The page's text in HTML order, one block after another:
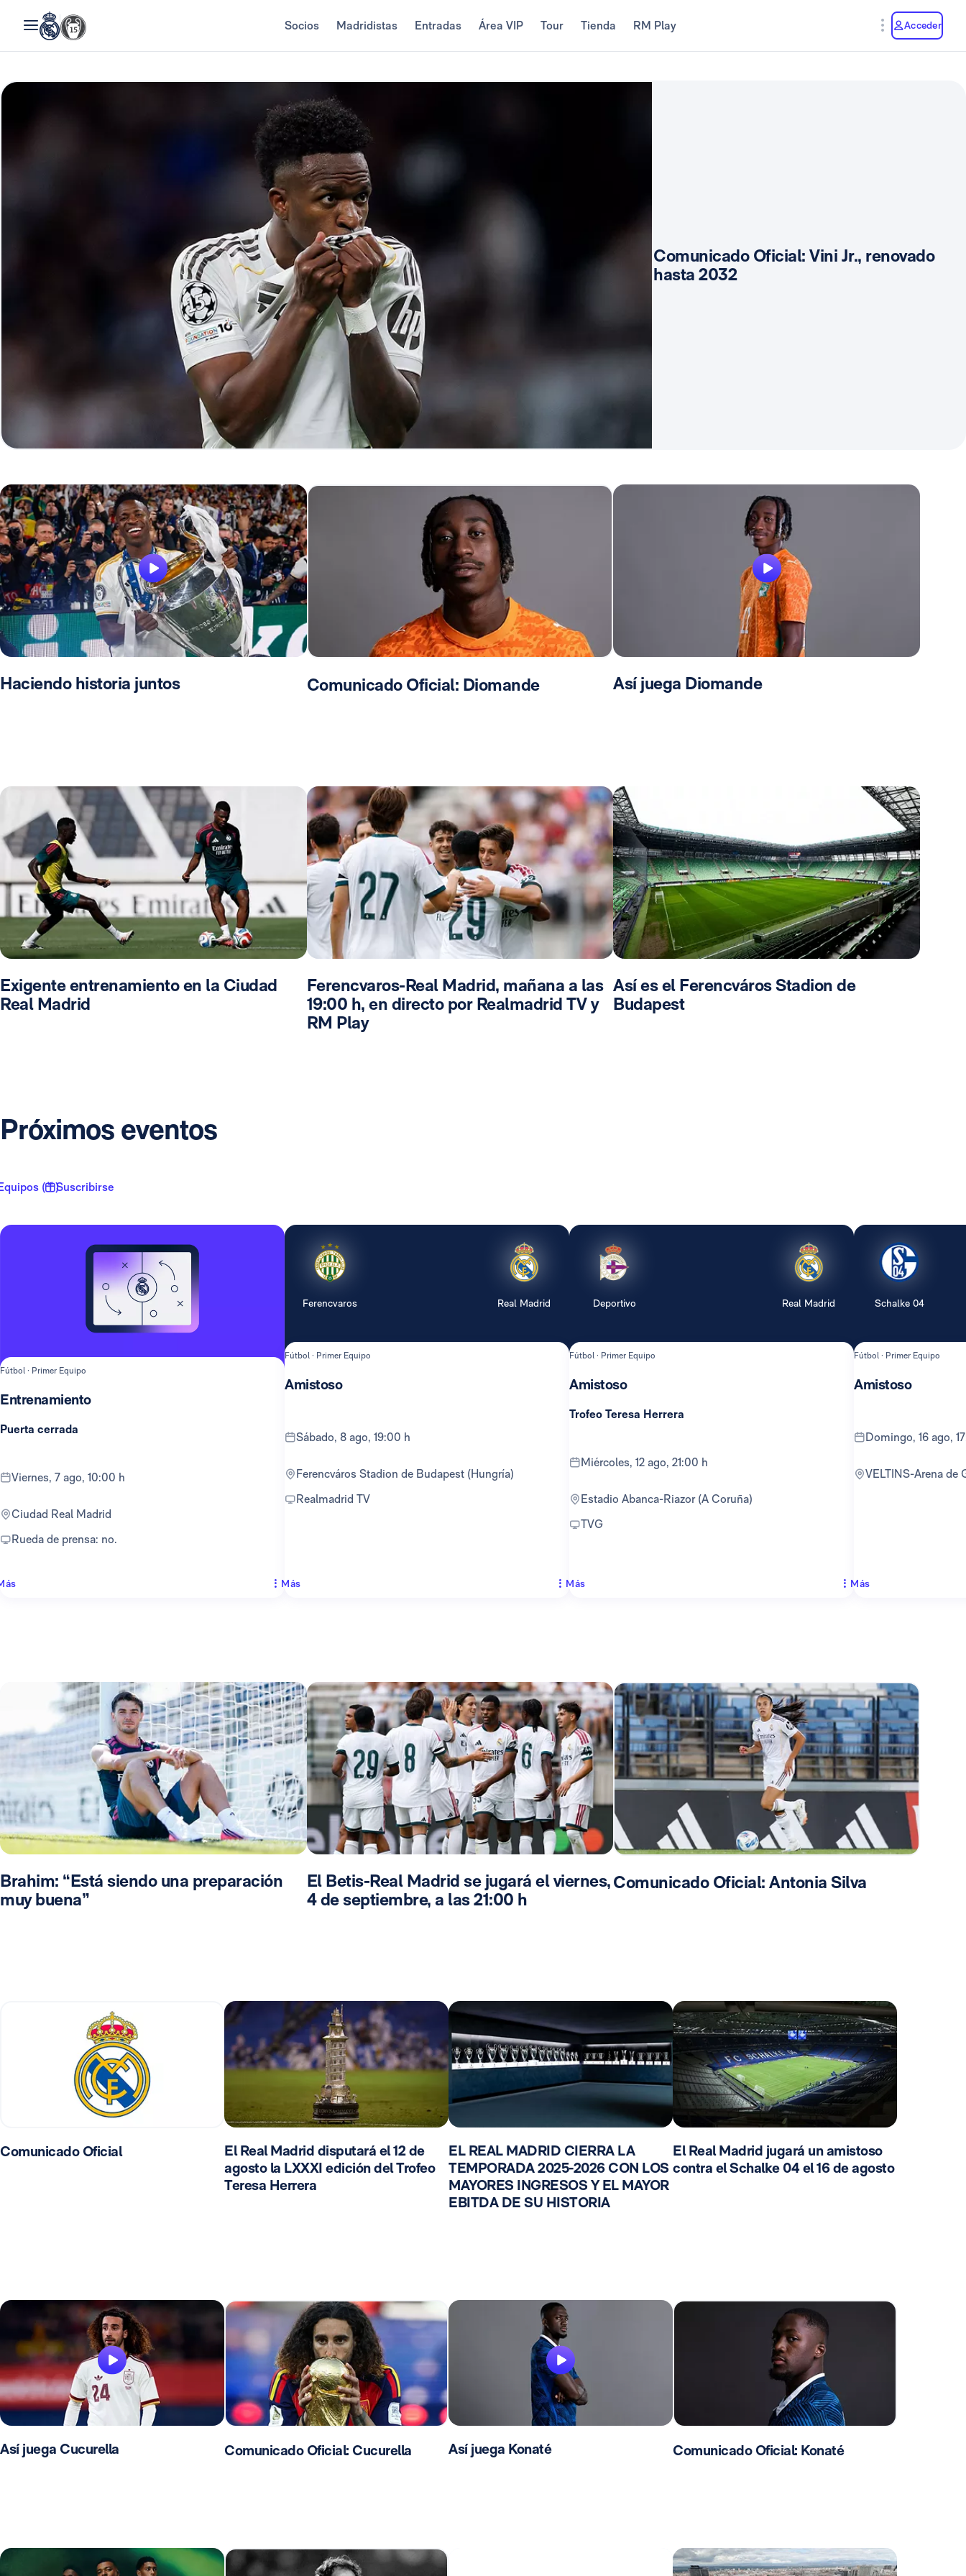
Socios Madridistas Entradas Área VIP Tour Tienda RM Play Acceder
Comunicado Oficial: Vini Jr., renovado
hasta 2032
Haciendo historia juntos Comunicado Oficial: Diomande Así juega Diomande
Exigente entrenamiento en la Ciudad
Real Madrid
Ferencvaros-Real Madrid, mañana a las
19:00 h, en directo por Realmadrid TV y
RM Play
Así es el Ferencváros Stadion de
Budapest
Próximos eventos
( 1 )Suscribirse
Fútbol · Primer Equipo
Entrenamiento
Puerta cerrada
viernes, 7 ago, 10:00 h
Ciudad Real Madrid
Rueda de prensa: no.
Ferencvaros Real Madrid
Fútbol · Primer Equipo
Amistoso
sábado, 8 ago, 19:00 h
Ferencváros Stadion de Budapest (Hungría)
Realmadrid TV
Más
Deportivo Real Madrid
Fútbol · Primer Equipo
Amistoso
Trofeo Teresa Herrera
miércoles, 12 ago, 21:00 h
Estadio Abanca-Riazor (A Coruña)
TVG
Más
Schalke 04
Fútbol · Primer Equipo
Amistoso
domingo, 16 ago,
VELTINS-Arena
Más
Brahim: “Está siendo una preparación
muy buena”
El Betis-Real Madrid se jugará el viernes,
4 de septiembre, a las 21:00 h
Comunicado Oficial: Antonia Silva
Comunicado Oficial
El Real Madrid disputará el 12 de
agosto la LXXXI edición del Trofeo
Teresa Herrera
EL REAL MADRID CIERRA LA
TEMPORADA 2025-2026 CON LOS
MAYORES INGRESOS Y EL MAYOR
EBITDA DE SU HISTORIA
El Real Madrid jugará un amistoso
contra el Schalke 04 el 16 de agosto
Así juega Cucurella Comunicado Oficial: Cucurella Así juega Konaté Comunicado Oficial: Konaté